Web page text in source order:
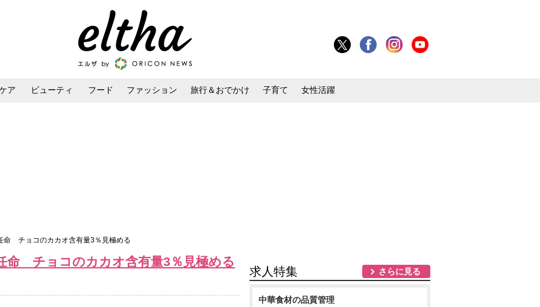
ア ビューティ フード ファッション 旅行＆おでかけ 子育て 女性活躍
命 チョコのカカオ含有量3％見極める
命 チョコのカカオ含有量3％見極める
求人特集 さらに見る
中華食材の品質管理